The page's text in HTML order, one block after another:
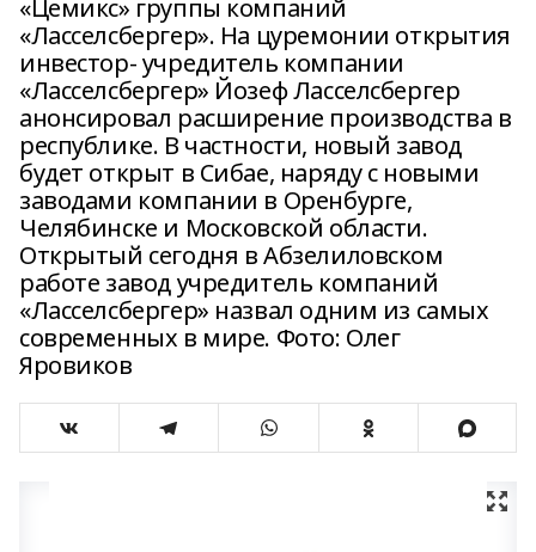
«Цемикс» группы компаний
«Ласселсбергер». На цуремонии открытия
инвестор- учредитель компании
«Ласселсбергер» Йозеф Ласселсбергер
анонсировал расширение производства в
республике. В частности, новый завод
будет открыт в Сибае, наряду с новыми
заводами компании в Оренбурге,
Челябинске и Московской области.
Открытый сегодня в Абзелиловском
работе завод учредитель компаний
«Ласселсбергер» назвал одним из самых
современных в мире. Фото: Олег
Яровиков